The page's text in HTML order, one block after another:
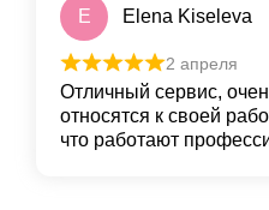
E Elena Kiseleva
2 апреля
Отличный сервис,
относятся к своей
что работают